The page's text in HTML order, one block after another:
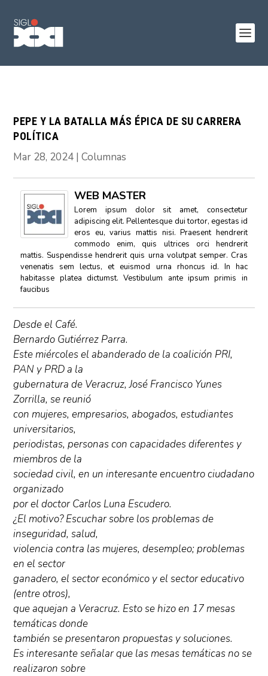
PEPE Y LA BATALLA MÁS ÉPICA DE SU CARRERA
POLÍTICA
Mar 28, 2024 |Columnas
WEB MASTER
Lorem ipsum dolor sit amet, consectetur
adipiscing elit. Pellentesque dui tortor, egestas id
eros eu, varius mattis nisi. Praesent hendrerit
commodo enim, quis ultrices orci hendrerit
mattis. Suspendisse hendrerit quis urna volutpat semper. Cras
venenatis sem lectus, et euismod urna rhoncus id. In hac
habitasse platea dictumst. Vestibulum ante ipsum primis in
faucibus
Desde el Café.
Bernardo Gutiérrez Parra.
Este miércoles el abanderado de la coalición PRI,
PAN y PRD a la
gubernatura de Veracruz, José Francisco Yunes
Zorrilla, se reunió
con mujeres, empresarios, abogados, estudiantes
universitarios,
periodistas, personas con capacidades diferentes y
miembros de la
sociedad civil, en un interesante encuentro ciudadano
organizado
por el doctor Carlos Luna Escudero.
¿El motivo? Escuchar sobre los problemas de
inseguridad, salud,
violencia contra las mujeres, desempleo; problemas
en el sector
ganadero, el sector económico y el sector educativo
(entre otros),
que aquejan a Veracruz. Esto se hizo en 17 mesas
temáticas donde
también se presentaron propuestas y soluciones.
Es interesante señalar que las mesas temáticas no se
realizaron sobre